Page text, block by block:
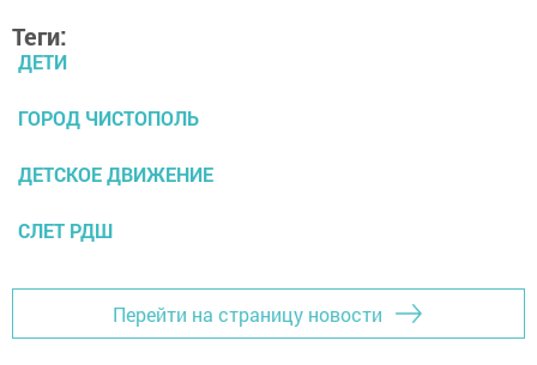
Теги:
ДЕТИ
ГОРОД ЧИСТОПОЛЬ
ДЕТСКОЕ ДВИЖЕНИЕ
СЛЕТ РДШ
Перейти на страницу новости